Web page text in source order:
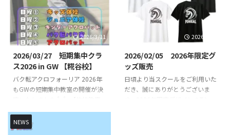
たいお子様やできるようになりた
い技など基礎基本から競技レベル
の技まで練習していきます👌 初
心者未経験の方でもスタッフが丁
は、全日本大会出場経験のある先
生が直接指導いたします👨‍🏫 短
期集中クラス概要 日時・日程 日
程１（キッズ体操） ①8月12日
い。 FOREAL京急蒲田校 COZY蒲
田校 （定期レッスン） COZY蒲
田校のレッスンスケジュールや開
講クラスはこちらからご確認くだ
川崎校 （定期レッスン）
SHOWBUZZ川崎校のレッスンス
ケジュールや開講クラスはこちら
からご確認ください。 ...
2026/3/11
2026/03/27 短期集中クラ
ス2026 in GW 【糀谷校】
バク転アクロフォーリア 2026年
もGWの短期集中教室の開催が決
短期集中クラス】【アクロバット
短期集中クラス】を開講いたしま
2026/2/19
2026/02/05 2026年限定グ
ッズ販売
日頃より当スクールをご利用いた
だき、誠にありがとうございま
NEWS